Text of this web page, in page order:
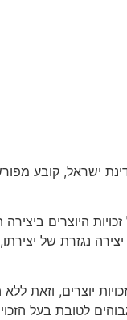
זכויות היוצרים במדינת
היוצרים
נגזרת של
יוצרים, וזאת
לטובת בעל